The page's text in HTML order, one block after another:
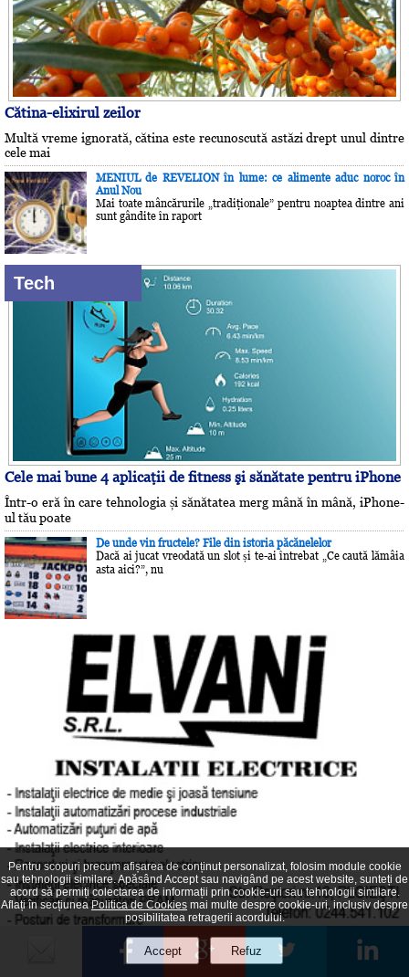
Cătina-elixirul zeilor
Multă vreme ignorată, cătina este recunoscută astăzi drept unul dintre
cele mai
MENIUL de REVELION în lume: ce alimente aduc noroc în
Anul Nou
Mai toate mâncărurile „tradiţionale” pentru noaptea dintre ani
sunt gândite în raport
Tech
Cele mai bune 4 aplicaţii de fitness şi sănătate pentru iPhone
Într-o eră în care tehnologia și sănătatea merg mână în mână, iPhone-
ul tău poate
De unde vin fructele? File din istoria păcănelelor
Dacă ai jucat vreodată un slot și te-ai întrebat „Ce caută lămâia
asta aici?”, nu
Pentru scopuri precum afișarea de conținut personalizat, folosim module cookie
sau tehnologii similare. Apăsând Accept sau navigând pe acest website, sunteți de
acord să permiți colectarea de informații prin cookie-uri sau tehnologii similare.
Aflați în secțiuneaPolitica de Cookies mai multe despre cookie-uri, inclusiv despre
posibilitatea retragerii acordului.